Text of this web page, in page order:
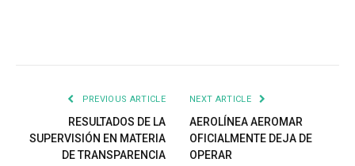
PREVIOUS ARTICLE
RESULTADOS DE LA
SUPERVISIÓN EN MATERIA
DE TRANSPARENCIA
NEXT ARTICLE
AEROLÍNEA AEROMAR
OFICIALMENTE DEJA DE
OPERAR